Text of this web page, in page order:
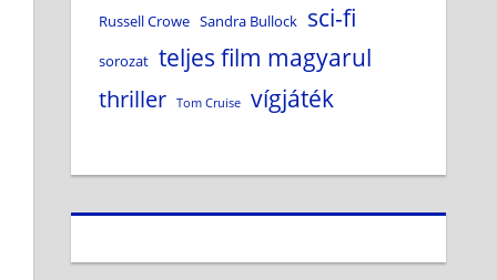
Russell Crowe Sandra Bullock sci-fi
sorozat teljes film magyarul
thriller Tom Cruise vígjáték